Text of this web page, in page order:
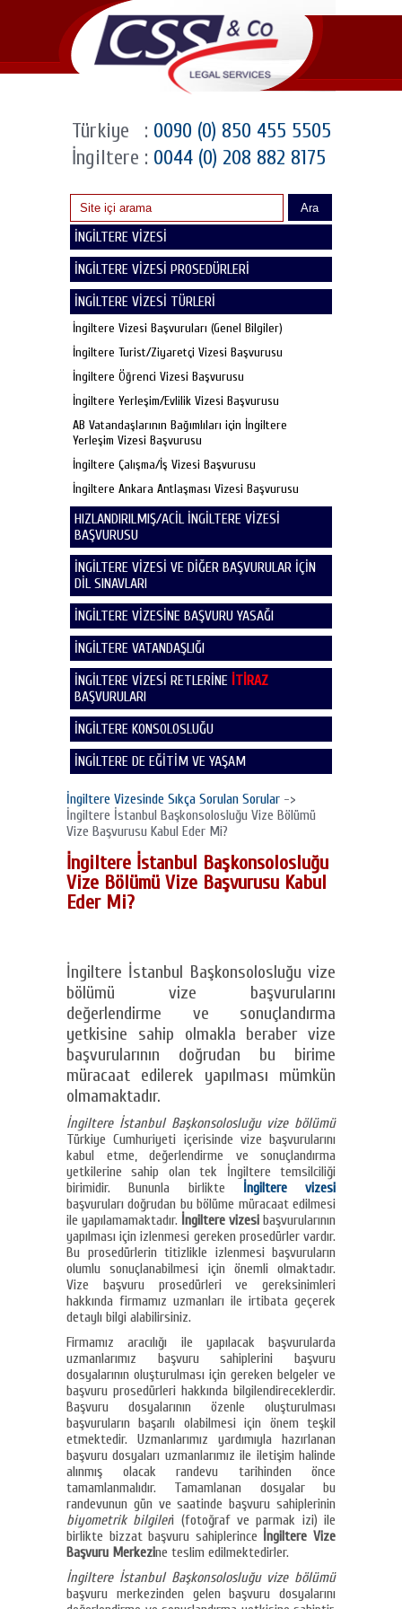
Türkiye : 0090 (0) 850 455 5505
İngiltere : 0044 (0) 208 882 8175
Ara
İNGİLTERE VİZESİ
İNGİLTERE VİZESİ PROSEDÜRLERİ
İNGİLTERE VİZESİ TÜRLERİ
İngiltere Vizesi Başvuruları (Genel Bilgiler)
İngiltere Turist/Ziyaretçi Vizesi Başvurusu
İngiltere Öğrenci Vizesi Başvurusu
İngiltere Yerleşim/Evlilik Vizesi Başvurusu
AB Vatandaşlarının Bağımlıları için İngiltere
Yerleşim Vizesi Başvurusu
İngiltere Çalışma/İş Vizesi Başvurusu
İngiltere Ankara Antlaşması Vizesi Başvurusu
HIZLANDIRILMIŞ/ACİL İNGİLTERE VİZESİ
BAŞVURUSU
İNGİLTERE VİZESİ VE DİĞER BAŞVURULAR İÇİN
DİL SINAVLARI
İNGİLTERE VİZESİNE BAŞVURU YASAĞI
İNGİLTERE VATANDAŞLIĞI
İNGİLTERE VİZESİ RETLERİNE İTİRAZ
BAŞVURULARI
İNGİLTERE KONSOLOSLUĞU
İNGİLTERE DE EĞİTİM VE YAŞAM
İngiltere Vizesinde Sıkça Sorulan Sorular ->
İngiltere İstanbul Başkonsolosluğu Vize Bölümü
Vize Başvurusu Kabul Eder Mi?
İngiltere İstanbul Başkonsolosluğu
Vize Bölümü Vize Başvurusu Kabul
Eder Mi?
İngiltere İstanbul Başkonsolosluğu vize
bölümü vize başvurularını
değerlendirme ve sonuçlandırma
yetkisine sahip olmakla beraber vize
başvurularının doğrudan bu birime
müracaat edilerek yapılması mümkün
olmamaktadır.
İngiltere İstanbul Başkonsolosluğu vize bölümü
Türkiye Cumhuriyeti içerisinde vize başvurularını
kabul etme, değerlendirme ve sonuçlandırma
yetkilerine sahip olan tek İngiltere temsilciliği
birimidir. Bununla birlikte İngiltere vizesi
başvuruları doğrudan bu bölüme müracaat edilmesi
ile yapılamamaktadır. İngiltere vizesi başvurularının
yapılması için izlenmesi gereken prosedürler vardır.
Bu prosedürlerin titizlikle izlenmesi başvuruların
olumlu sonuçlanabilmesi için önemli olmaktadır.
Vize başvuru prosedürleri ve gereksinimleri
hakkında firmamız uzmanları ile irtibata geçerek
detaylı bilgi alabilirsiniz.
Firmamız aracılığı ile yapılacak başvurularda
uzmanlarımız başvuru sahiplerini başvuru
dosyalarının oluşturulması için gereken belgeler ve
başvuru prosedürleri hakkında bilgilendireceklerdir.
Başvuru dosyalarının özenle oluşturulması
başvuruların başarılı olabilmesi için önem teşkil
etmektedir. Uzmanlarımız yardımıyla hazırlanan
başvuru dosyaları uzmanlarımız ile iletişim halinde
alınmış olacak randevu tarihinden önce
tamamlanmalıdır. Tamamlanan dosyalar bu
randevunun gün ve saatinde başvuru sahiplerinin
biyometrik bilgileri (fotoğraf ve parmak izi) ile
birlikte bizzat başvuru sahiplerince İngiltere Vize
Başvuru Merkezine teslim edilmektedirler.
İngiltere İstanbul Başkonsolosluğu vize bölümü
başvuru merkezinden gelen başvuru dosyalarını